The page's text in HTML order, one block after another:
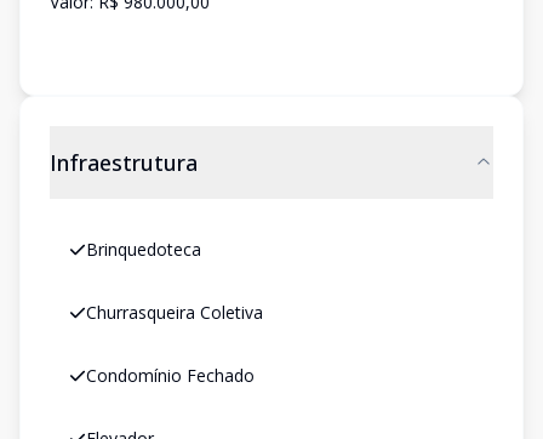
Infraestrutura
Brinquedoteca
Churrasqueira Coletiva
Condomínio Fechado